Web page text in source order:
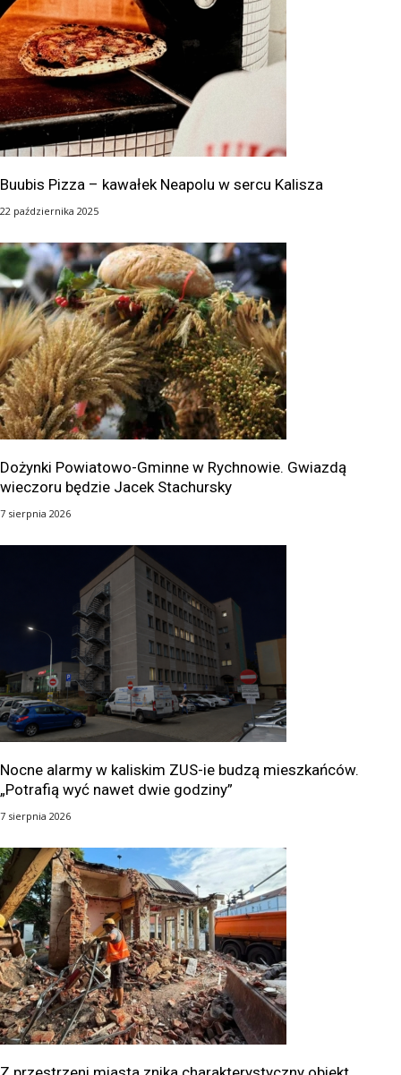
Buubis Pizza – kawałek Neapolu w sercu Kalisza
22 października 2025
Dożynki Powiatowo-Gminne w Rychnowie. Gwiazdą
wieczoru będzie Jacek Stachursky
7 sierpnia 2026
Nocne alarmy w kaliskim ZUS-ie budzą mieszkańców.
„Potrafią wyć nawet dwie godziny”
7 sierpnia 2026